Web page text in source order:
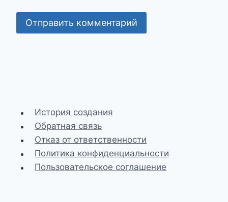
История создания
Обратная связь
Отказ от ответственности
Политика конфиденциальности
Пользовательское соглашение